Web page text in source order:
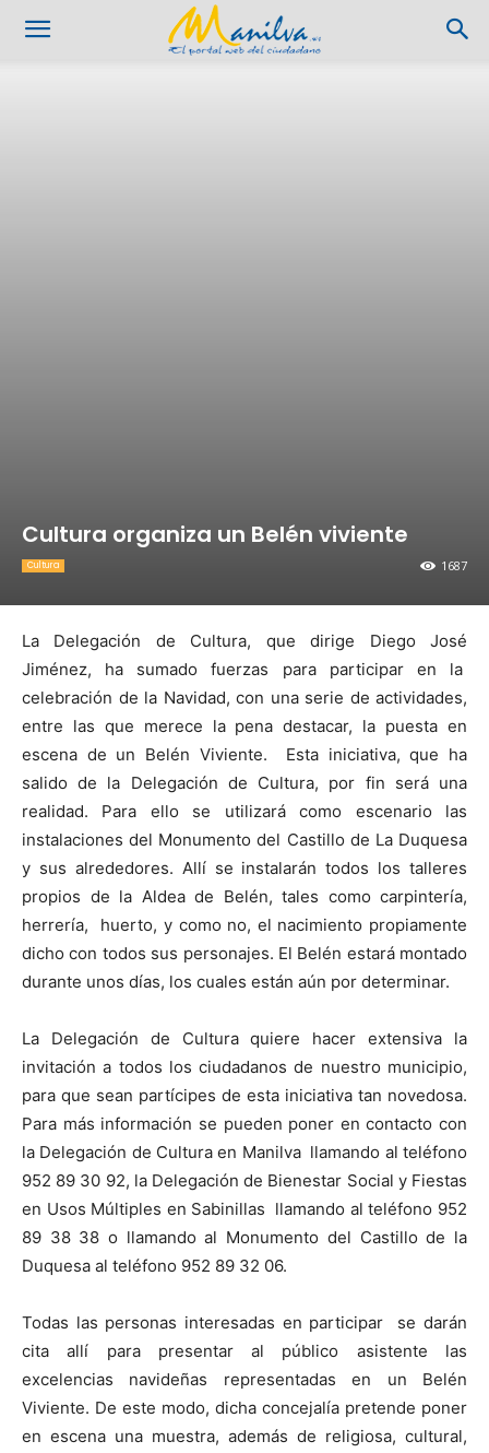
Cultura organiza un Belén viviente
1687
Cultura
La Delegación de Cultura, que dirige Diego José
Jiménez, ha sumado fuerzas para participar en la
celebración de la Navidad, con una serie de actividades,
entre las que merece la pena destacar, la puesta en
escena de un Belén Viviente. Esta iniciativa, que ha
salido de la Delegación de Cultura, por fin será una
realidad. Para ello se utilizará como escenario las
instalaciones del Monumento del Castillo de La Duquesa
y sus alrededores. Allí se instalarán todos los talleres
propios de la Aldea de Belén, tales como carpintería,
herrería, huerto, y como no, el nacimiento propiamente
dicho con todos sus personajes. El Belén estará montado
durante unos días, los cuales están aún por determinar.
La Delegación de Cultura quiere hacer extensiva la
invitación a todos los ciudadanos de nuestro municipio,
para que sean partícipes de esta iniciativa tan novedosa.
Para más información se pueden poner en contacto con
la Delegación de Cultura en Manilva llamando al teléfono
952 89 30 92, la Delegación de Bienestar Social y Fiestas
en Usos Múltiples en Sabinillas llamando al teléfono 952
89 38 38 o llamando al Monumento del Castillo de la
Duquesa al teléfono 952 89 32 06.
Todas las personas interesadas en participar se darán
cita allí para presentar al público asistente las
excelencias navideñas representadas en un Belén
Viviente. De este modo, dicha concejalía pretende poner
en escena una muestra, además de religiosa, cultural,